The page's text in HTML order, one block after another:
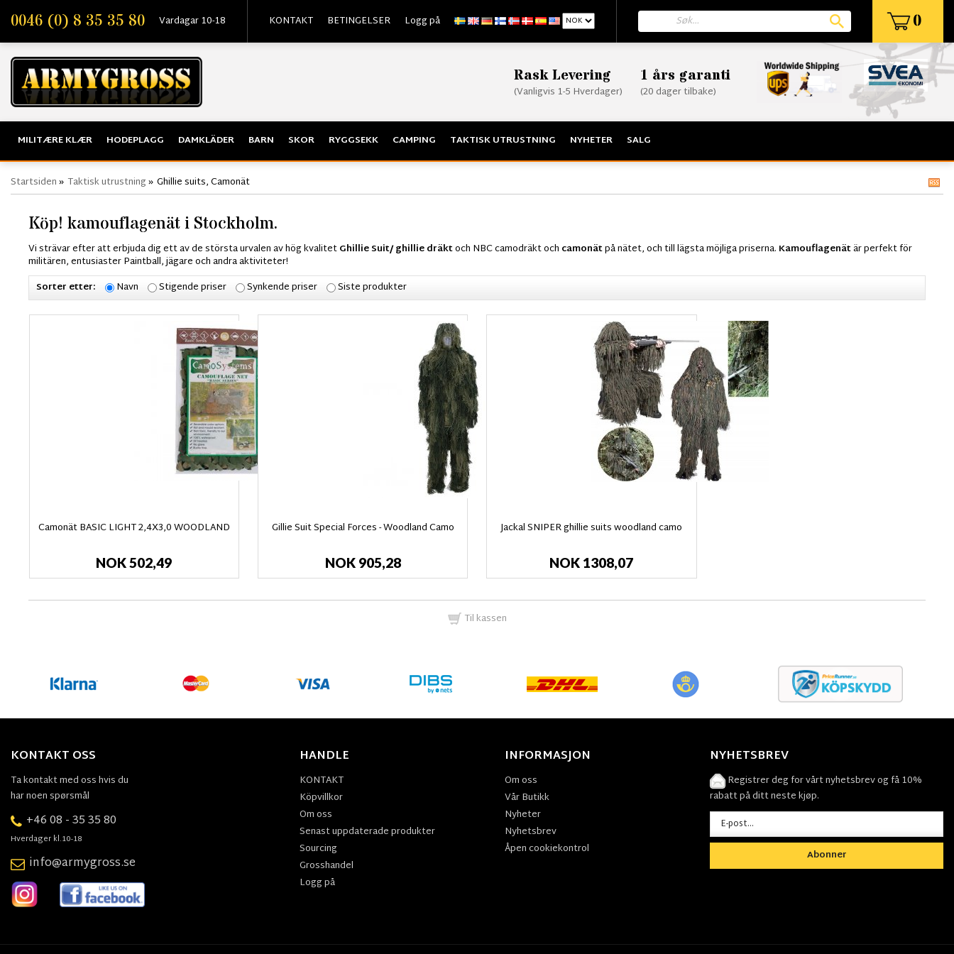
0046 (0) 8 35 35 80 Vardagar 10-18 KONTAKT BETINGELSER Logg på 0
Rask Levering
(Vanligvis 1-5 Hverdager)
1 års garanti
(20 dager tilbake)
MILITÆRE KLÆR HODEPLAGG DAMKLÄDER BARN SKOR RYGGSEKK CAMPING TAKTISK UTRUSTNING NYHETER SALG
Startsiden» Taktisk utrustning» Ghillie suits, Camonät
Köp! kamouflagenät i Stockholm.
Vi strävar efter att erbjuda dig ett av de största urvalen av hög kvalitetGhillie Suit/ ghillie dräktoch NBC camodräkt och camonätpå nätet, och till lägsta möjliga priserna. Kamouflagenätär perfekt för
militären, entusiaster Paintball, jägare och andra aktiviteter!
Sorter etter:
Navn Stigende priser Synkende priser Siste produkter
Camonät BASIC LIGHT 2,4X3,0 WOODLAND
NOK 502,49
Gillie Suit Special Forces - Woodland Camo
NOK 905,28
Jackal SNIPER ghillie suits woodland camo
NOK 1308,07
Til kassen
KONTAKT OSS
Ta kontakt med oss hvis du
har noen spørsmål
+46 08 - 35 35 80
Hverdager kl.10-18
info@armygross.se
HANDLE
KONTAKT
Köpvillkor
Om oss
Senast uppdaterade produkter
Sourcing
Grosshandel
Logg på
INFORMASJON
Om oss
Vår Butikk
Nyheter
Nyhetsbrev
Åpen cookiekontrol
NYHETSBREV
Registrer deg for vårt nyhetsbrev og få 10%
rabatt på ditt neste kjøp.
Abonner